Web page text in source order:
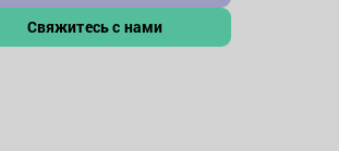
Свяжитесь с нами